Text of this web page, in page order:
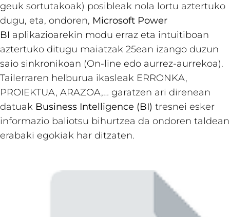
geuk sortutakoak) posibleak nola lortu aztertuko
dugu, eta, ondoren, Microsoft Power
BI aplikazioarekin modu erraz eta intuitiboan
aztertuko ditugu maiatzak 25ean izango duzun
saio sinkronikoan (On-line edo aurrez-aurrekoa).
Tailerraren helburua ikasleak ERRONKA,
PROIEKTUA, ARAZOA,… garatzen ari direnean
datuak Business Intelligence (BI) tresnei esker
informazio baliotsu bihurtzea da ondoren taldean
erabaki egokiak har ditzaten.